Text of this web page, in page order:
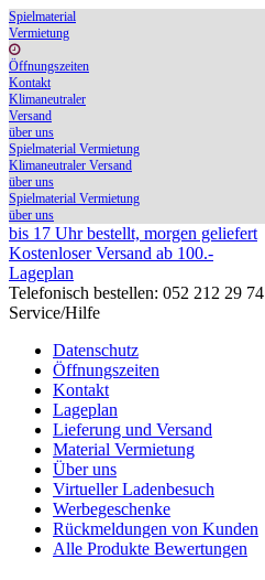
Spielmaterial
Vermietung
Öffnungszeiten
Kontakt
Klimaneutraler
Versand
über uns
Spielmaterial Vermietung
Klimaneutraler Versand
über uns
Spielmaterial Vermietung
über uns
bis 17 Uhr bestellt, morgen geliefert
Kostenloser Versand ab 100.-
Lageplan
Telefonisch bestellen: 052 212 29 74
Service/Hilfe
Datenschutz
Öffnungszeiten
Kontakt
Lageplan
Lieferung und Versand
Material Vermietung
Über uns
Virtueller Ladenbesuch
Werbegeschenke
Rückmeldungen von Kunden
Alle Produkte Bewertungen